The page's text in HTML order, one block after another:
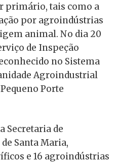
primário, tais como a
por agroindústrias
animal. No dia 20
de Inspeção
no Sistema
Agroindustrial
Porte
Secretaria de
Santa Maria,
e 16 agroindústrias